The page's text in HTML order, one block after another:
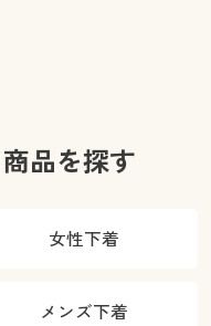
品を探す
女性下着
メンズ下着